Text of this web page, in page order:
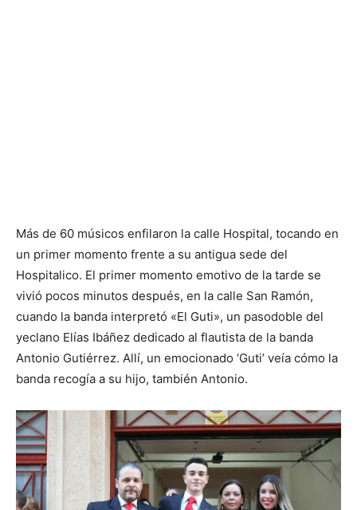
Más de 60 músicos enfilaron la calle Hospital, tocando en
un primer momento frente a su antigua sede del
Hospitalico. El primer momento emotivo de la tarde se
vivió pocos minutos después, en la calle San Ramón,
cuando la banda interpretó «El Guti», un pasodoble del
yeclano Elías Ibáñez dedicado al flautista de la banda
Antonio Gutiérrez. Allí, un emocionado ‘Guti’ veía cómo la
banda recogía a su hijo, también Antonio.